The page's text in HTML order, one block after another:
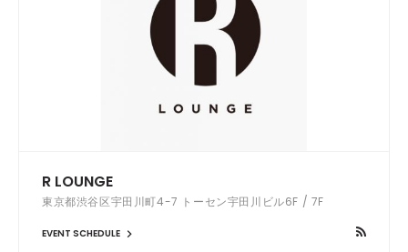
R LOUNGE
東京都渋谷区宇田川町4-7 トーセン宇田川ビル6F / 7F
EVENT SCHEDULE